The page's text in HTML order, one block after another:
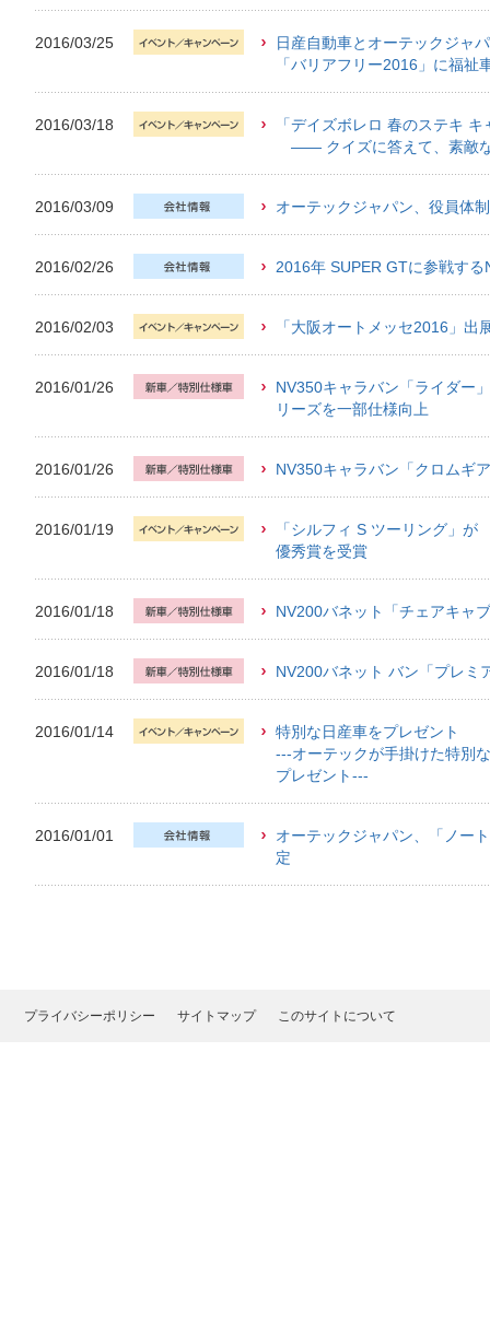
2016/03/25
日産自動車とオーテックジャ
「バリアフリー2016」に福祉
2016/03/18
「デイズボレロ 春のステキ
―― クイズに答えて、素敵
2016/03/09 オーテックジャパン、役員体
2016/02/26 2016年 SUPER GTに参戦する
2016/02/03 「大阪オートメッセ2016」出
2016/01/26
NV350キャラバン「ライダー
リーズを一部仕様向上
2016/01/26 NV350キャラバン「クロムギ
2016/01/19
「シルフィ S ツーリング」
優秀賞を受賞
2016/01/18 NV200バネット「チェアキャ
2016/01/18 NV200バネット バン「プレミ
2016/01/14
特別な日産車をプレゼント
---オーテックが手掛けた特別
プレゼント---
2016/01/01
オーテックジャパン、「ノー
定
プライバシーポリシー サイトマップ このサイトについて